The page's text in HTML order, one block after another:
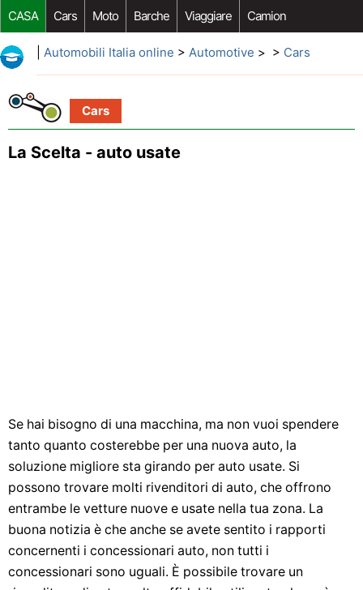
CASA Cars Moto Barche Viaggiare Camion
Riparazione Auto Acquisto Auto Car Opzioni Aftermarket
Automobili Italia online > Automotive > > Cars
Cars
La Scelta - auto usate
Se hai bisogno di una macchina, ma non vuoi spendere
tanto quanto costerebbe per una nuova auto, la
soluzione migliore sta girando per auto usate. Si
possono trovare molti rivenditori di auto, che offrono
entrambe le vetture nuove e usate nella tua zona. La
buona notizia è che anche se avete sentito i rapporti
concernenti i concessionari auto, non tutti i
concessionari sono uguali. È possibile trovare un